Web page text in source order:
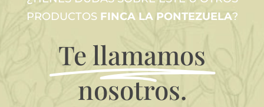
PRODUCTOS FINCA LA PONTEZUELA?
Te llamamos
nosotros.